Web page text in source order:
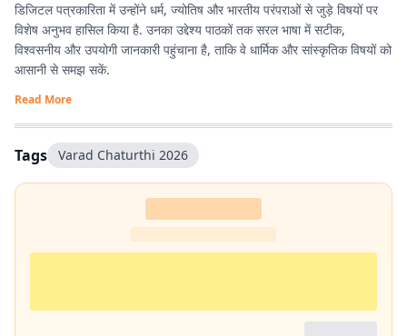
डिजिटल पत्रकारिता में उन्होंने धर्म, ज्योतिष और भारतीय परंपराओं से जुड़े विषयों पर
विशेष अनुभव हासिल किया है. उनका उद्देश्य पाठकों तक सरल भाषा में सटीक,
विश्वसनीय और उपयोगी जानकारी पहुंचाना है, ताकि वे धार्मिक और सांस्कृतिक विषयों को
आसानी से समझ सकें.
Read More
Tags Varad Chaturthi 2026